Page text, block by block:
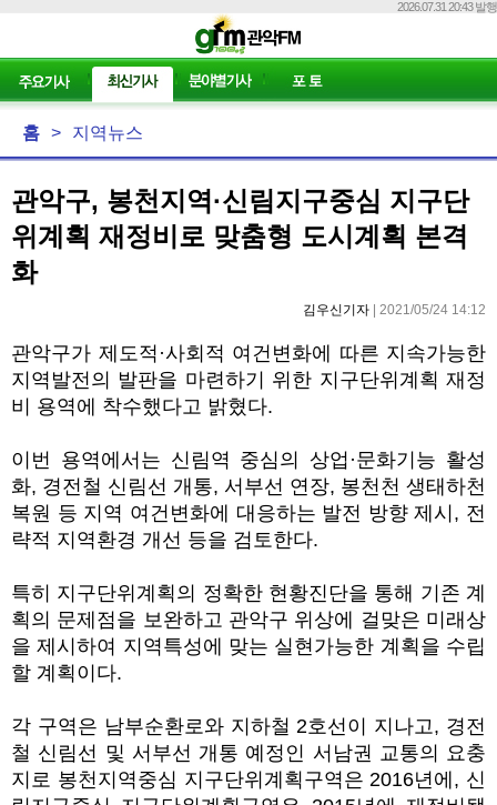
2026.07.31 20:43 발행
홈 > 지역뉴스
관악구, 봉천지역·신림지구중심 지구단
위계획 재정비로 맞춤형 도시계획 본격
화
김우신기자 | 2021/05/24 14:12
관악구가 제도적 ·사회적 여건변화에 따른 지속가능한
지역발전의 발판을 마련하기 위한 지구단위계획 재정
비 용역에 착수했다고 밝혔다.
이번 용역에서는 신림역 중심의 상업 ·문화기능 활성
화, 경전철 신림선 개통, 서부선 연장, 봉천천 생태하천
복원 등 지역 여건변화에 대응하는 발전 방향 제시 , 전
략적 지역환경 개선 등을 검토한다.
특히 지구단위계획의 정확한 현황진단을 통해 기존 계
획의 문제점을 보완하고 관악구 위상에 걸맞은 미래상
을 제시하여 지역특성에 맞는 실현가능한 계획을 수립
할 계획이다.
각 구역은 남부순환로와 지하철2호선이 지나고, 경전
철 신림선 및 서부선 개통 예정인 서남권 교통의 요충
지로 봉천지역중심 지구단위계획구역은2016년에 , 신